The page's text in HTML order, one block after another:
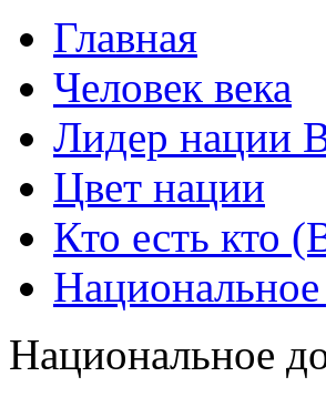
Главная
Человек века
Лидер нации
Цвет нации
Кто есть кто
Национальное